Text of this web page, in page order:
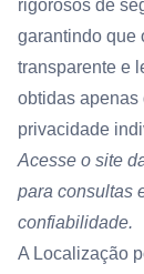
rigorosos de
garantindo que
transparente e
obtidas apenas
privacidade
Acesse o site
para consultas
confiabilidade.
A Localização